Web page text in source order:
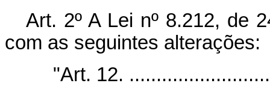
Art. 2º A Lei nº 8.212, de
com as seguintes alterações:
"Art. 12.